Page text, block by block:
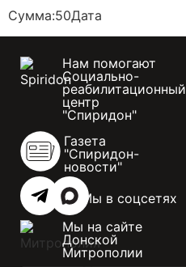
Сумма:50Дата
Нам помогают
Социально-
реабилитационный
центр
"Спиридон"
Газета
"Спиридон-
новости"
Мы в соцсетях
Мы на сайте
Донской
Митрополии